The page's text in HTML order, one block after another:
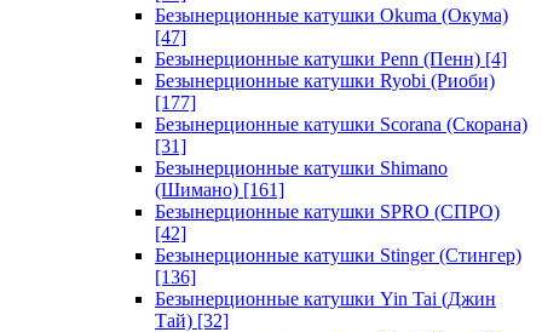
Безынерционные катушки Okuma (Окума)
[47]
Безынерционные катушки Penn (Пенн) [4]
Безынерционные катушки Ryobi (Риоби)
[177]
Безынерционные катушки Scorana (Скорана)
[31]
Безынерционные катушки Shimano
(Шимано) [161]
Безынерционные катушки SPRO (СПРО)
[42]
Безынерционные катушки Stinger (Стингер)
[136]
Безынерционные катушки Yin Tai (Джин
Тай) [32]